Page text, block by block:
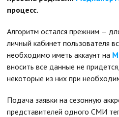
процесс.
Алгоритм остался прежним —
личный кабинет пользователя
необходимо иметь аккаунт на
вносить все данные не
некоторые из них при
Подача заявки на сезонную
представителей одного СМИ